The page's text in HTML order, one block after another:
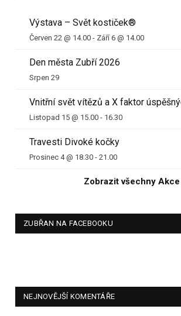
Výstava – Svět kostiček®
Červen 22 @ 14.00 - Září 6 @ 14.00
Den města Zubří 2026
Srpen 29
Vnitřní svět vítězů a X faktor
Listopad 15 @ 15.00 - 16.30
Travesti Divoké kočky
Prosinec 4 @ 18.30 - 21.00
Zobrazit všechny Akce
ZUBŘAN NA FACEBOOKU
NEJNOVĚJŠÍ KOMENTÁŘE